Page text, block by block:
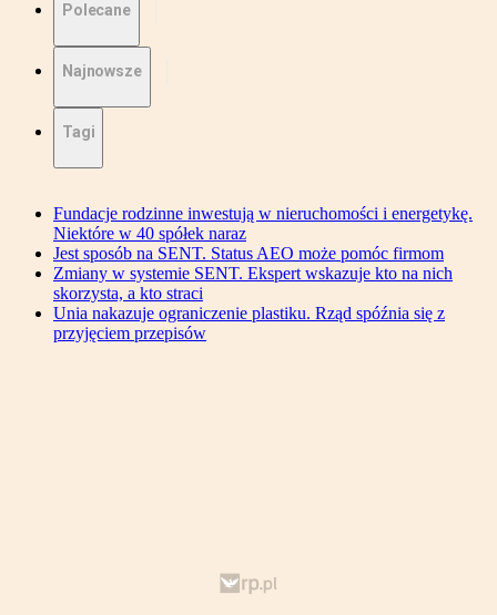
Polecane
Najnowsze
Tagi
Fundacje rodzinne inwestują w nieruchomości i energetykę.
Niektóre w 40 spółek naraz
Jest sposób na SENT. Status AEO może pomóc firmom
Zmiany w systemie SENT. Ekspert wskazuje kto na nich
skorzysta, a kto straci
Unia nakazuje ograniczenie plastiku. Rząd spóźnia się z
przyjęciem przepisów